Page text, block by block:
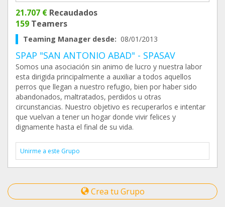
21.707 € Recaudados
159 Teamers
Teaming Manager desde: 08/01/2013
SPAP "SAN ANTONIO ABAD" - SPASAV
Somos una asociación sin animo de lucro y nuestra labor
esta dirigida principalmente a auxiliar a todos aquellos
perros que llegan a nuestro refugio, bien por haber sido
abandonados, maltratados, perdidos u otras
circunstancias. Nuestro objetivo es recuperarlos e intentar
que vuelvan a tener un hogar donde vivir felices y
dignamente hasta el final de su vida.
Unirme a este Grupo
Crea tu Grupo